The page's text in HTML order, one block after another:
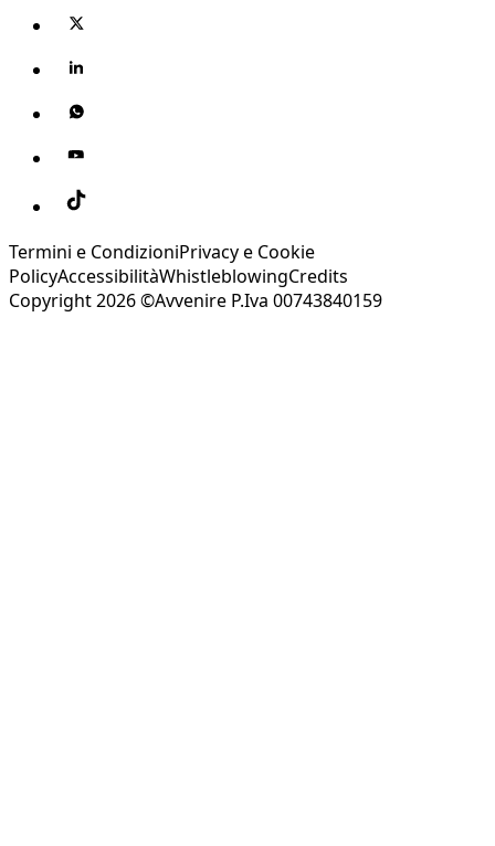
Termini e CondizioniPrivacy e Cookie
PolicyAccessibilitàWhistleblowingCredits
Copyright 2026 ©Avvenire P.Iva 00743840159